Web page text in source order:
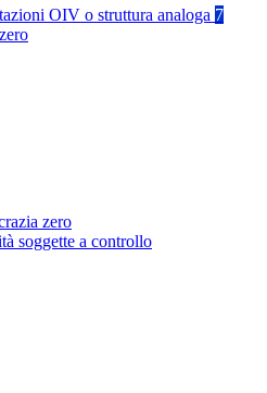
OIV o struttura analoga 7
zero
soggette a controllo